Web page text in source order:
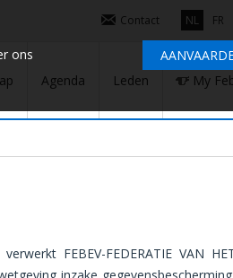
Contact NL FR
Agenda Leden My
FEBEV-FEDERATIE VAN
inzake
ons